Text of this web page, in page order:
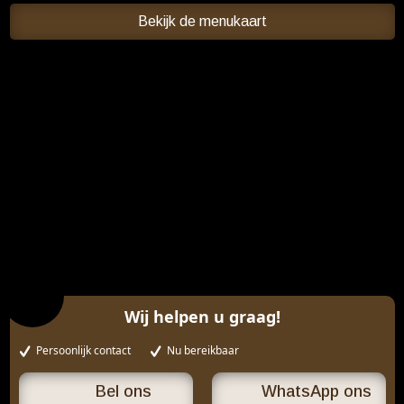
Bekijk de menukaart
Wij helpen u graag!
Persoonlijk contact Nu bereikbaar
WhatsApp ons